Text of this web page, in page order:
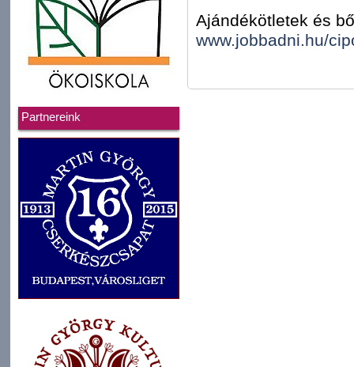
Partnereink
Ajándékötletek és
www.jobbadni.hu/